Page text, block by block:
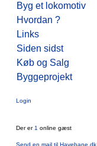
Byg et lokomotiv
Hvordan ?
Links
Siden sidst
Køb og Salg
Byggeprojekt
Login
Der er 1 online gæst
Send en mail til Havebane.dk